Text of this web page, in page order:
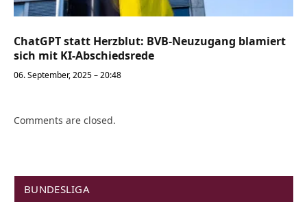
ChatGPT statt Herzblut: BVB-Neuzugang blamiert
sich mit KI-Abschiedsrede
06. September, 2025 – 20:48
Comments are closed.
BUNDESLIGA